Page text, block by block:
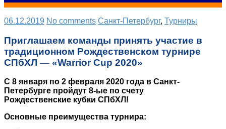
06.12.2019 No comments Санкт-Петербург, Турниры
Приглашаем команды принять участие в
традиционном Рождественском турнире
СПбХЛ — «Warrior Cup 2020»
С 8 января по 2 февраля 2020 года в Санкт-
Петербурге пройдут 8-ые по счету
Рождественские кубки СПбХЛ!
Основные преимущества турнира: